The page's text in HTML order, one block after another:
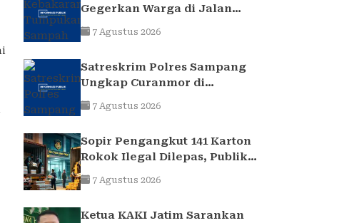
Gegerkan Warga di Jalan
Platuk Donomulyo Surabaya
7 Agustus 2026
Satreskrim Polres Sampang
Ungkap Curanmor di
Kedungdung, Dua Pria
Diamankan
7 Agustus 2026
Sopir Pengangkut 141 Karton
Rokok Ilegal Dilepas, Publik
Sorot Dasar Hukum Bea Cukai
Juanda
7 Agustus 2026
Ketua KAKI Jatim Sarankan